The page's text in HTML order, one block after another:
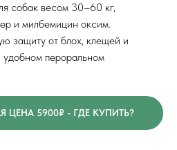
собак весом 30–60 кг,
и милбемицин оксим.
защиту от блох, клещей и
удобном пероральном
ЦЕНА 5900₽ - ГДЕ КУПИТЬ?